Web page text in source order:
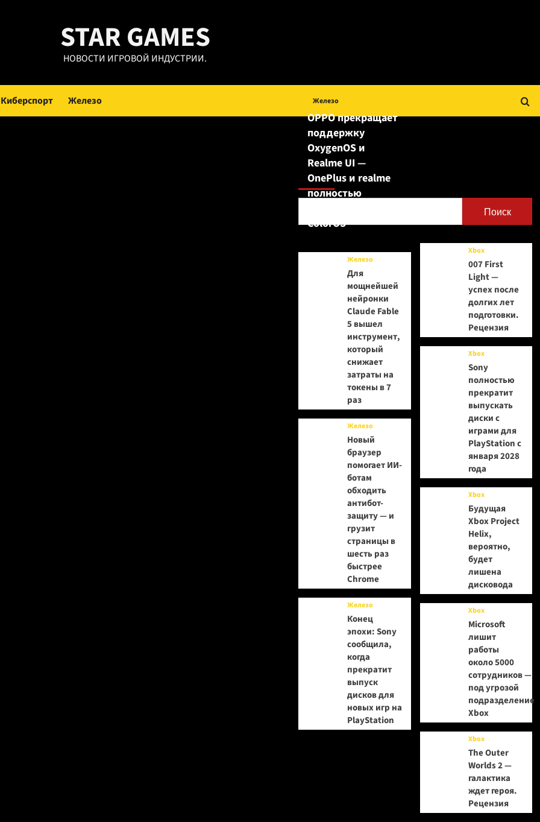
STAR GAMES
НОВОСТИ ИГРОВОЙ ИНДУСТРИИ.
Киберспорт Железо
Поиск
Поиск
Железо
OPPO прекращает
поддержку
OxygenOS и
Realme UI —
OnePlus и realme
полностью
ColorOS
Железо
Для
мощнейшей
нейронки
Claude Fable
5 вышел
инструмент,
который
снижает
затраты на
токены в 7
раз
Железо
Новый
браузер
помогает ИИ-
ботам
обходить
антибот-
защиту — и
грузит
страницы в
шесть раз
быстрее
Chrome
Железо
Конец
эпохи: Sony
сообщила,
когда
прекратит
выпуск
дисков для
новых игр на
PlayStation
Xbox
007 First
Light —
успех после
долгих лет
подготовки.
Рецензия
Xbox
Sony
полностью
прекратит
выпускать
диски с
играми для
PlayStation с
января 2028
года
Xbox
Будущая
Xbox Project
Helix,
вероятно,
будет
лишена
дисковода
Xbox
Microsoft
лишит
работы
около 5000
сотрудников —
под угрозой
подразделение
Xbox
Xbox
The Outer
Worlds 2 —
галактика
ждет героя.
Рецензия